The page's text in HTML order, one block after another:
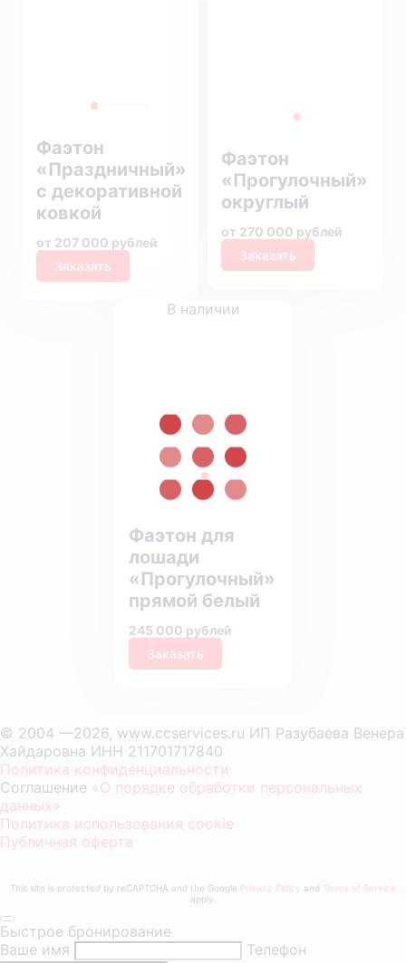
Фаэтон
«Праздничный»
с декоративной
ковкой
от 207 000 рублей
Заказать
Фаэтон
«Прогулочный»
округлый
от 270 000 рублей
Заказать
В наличии
Фаэтон для
лошади
«Прогулочный»
прямой белый
245 000 рублей
Заказать
© 2004 —2026, www.ccservices.ru ИП Разубаева Венера
Хайдаровна ИНН 211701717840
Политика конфиденциальности
Соглашение «О порядке обработки персональных
данных»
Политика использования cookie
Публичная оферта
This site is protected by reCAPTCHA and the Google Privacy Policy and Terms of Service
apply.
Быстрое бронирование
Ваше имя
Телефон